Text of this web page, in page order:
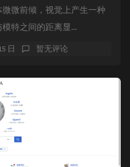
微前倾，视觉上产生一种
特之间的距离显...
日 暂无评论